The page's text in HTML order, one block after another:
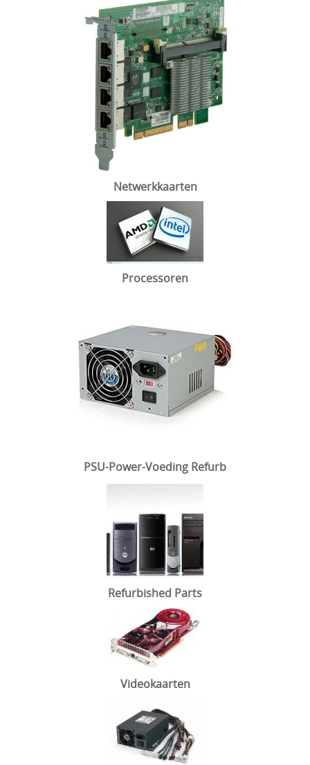
Netwerkkaarten
Processoren
PSU-Power-Voeding Refurb
Refurbished Parts
Videokaarten